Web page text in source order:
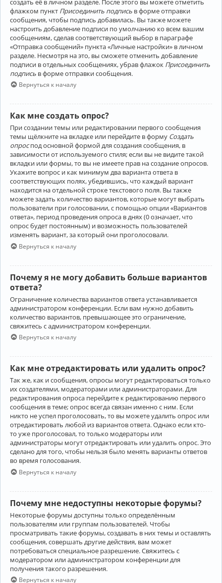
флажком пункт Присоединить подпись в форме отправки
сообщения, чтобы подпись добавилась. Вы также можете
настроить добавление подписи по умолчанию ко всем вашим
сообщениям, сделав соответствующий выбор в параграфе
«Отправка сообщений» пункта «Личные настройки» в личном
разделе. Несмотря на это, вы сможете отменить добавление
подписи в отдельных сообщениях, убрав флажок Присоединить
подпись в форме отправки сообщения.
Вернуться к началу
Как мне создать опрос?
При создании темы или редактировании первого сообщения
темы щёлкните на вкладке или перейдите в форму Создать
опроспод основной формой для создания сообщения, в
зависимости от используемого стиля; если вы не видите такой
вкладки или формы, то вы не имеете прав на создание опросов.
Укажите вопрос и как минимум два варианта ответа в
соответствующих полях, убедившись, что каждый вариант
находится на отдельной строке текстового поля. Вы также
можете задать количество вариантов, которые могут выбрать
пользователи при голосовании, с помощью опции «Вариантов
ответа», период проведения опроса в днях (0 означает, что
опрос будет постоянным) и возможность пользователей
изменять вариант, за который они проголосовали.
Вернуться к началу
Почему я не могу добавить больше вариантов
ответа?
Ограничение количества вариантов ответа устанавливается
администратором конференции. Если вам нужно добавить
количество вариантов, превышающее это ограничение,
свяжитесь с администратором конференции.
Вернуться к началу
Как мне отредактировать или удалить опрос?
Так же, как и сообщения, опросы могут редактироваться только
их создателями, модераторами или администраторами. Для
редактирования опроса перейдите к редактированию первого
сообщения в теме; опрос всегда связан именно с ним. Если
никто не успел проголосовать, то вы можете удалить опрос или
отредактировать любой из вариантов ответа. Однако если кто-
то уже проголосовал, то только модераторы или
администраторы могут отредактировать или удалить опрос. Это
сделано для того, чтобы нельзя было менять варианты ответов
во время голосования.
Вернуться к началу
Почему мне недоступны некоторые форумы?
Некоторые форумы доступны только определённым
пользователям или группам пользователей. Чтобы
просматривать такие форумы, создавать в них темы и оставлять
сообщения, совершать другие действия, вам может
потребоваться специальное разрешение. Свяжитесь с
модератором или администратором конференции для
получения такого разрешения.
Вернуться к началу